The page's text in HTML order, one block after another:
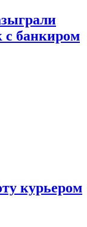
с банкиром
курьером